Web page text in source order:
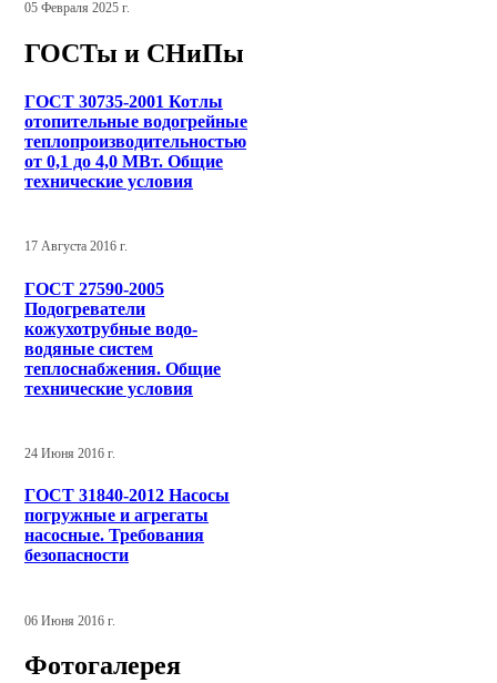
05 Февраля 2025 г.
ГОСТы и СНиПы
ГОСТ 30735-2001 Котлы
отопительные водогрейные
теплопроизводительностью
от 0,1 до 4,0 МВт. Общие
технические условия
17 Августа 2016 г.
ГОСТ 27590-2005
Подогреватели
кожухотрубные водо-
водяные систем
теплоснабжения. Общие
технические условия
24 Июня 2016 г.
ГОСТ 31840-2012 Насосы
погружные и агрегаты
насосные. Требования
безопасности
06 Июня 2016 г.
Фотогалерея